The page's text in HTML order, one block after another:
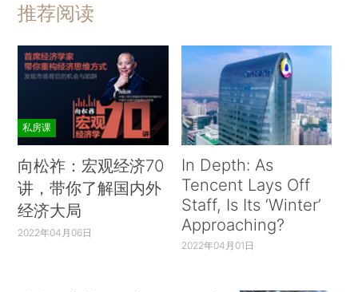
推荐阅读
私房课
向松祚：宏观经济70
讲，带你了解国内外
经济大局
2022年04月06日
In Depth: As
Tencent Lays Off
Staff, Is Its ‘Winter’
Approaching?
2022年04月01日